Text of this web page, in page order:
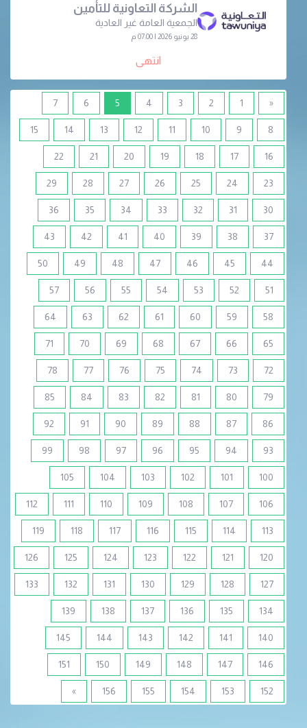
الشركة التعاونية للتأمين
الجمعية العامة غير العادية
28 يونيو 2026 | 07:00 م
انتهى
«
1
2
3
4
5
(current)
6
7
8
9
10
11
12
13
14
15
16
17
18
19
20
21
22
23
24
25
26
27
28
29
30
31
32
33
34
35
36
37
38
39
40
41
42
43
44
45
46
47
48
49
50
51
52
53
54
55
56
57
58
59
60
61
62
63
64
65
66
67
68
69
70
71
72
73
74
75
76
77
78
79
80
81
82
83
84
85
86
87
88
89
90
91
92
93
94
95
96
97
98
99
100
101
102
103
104
105
106
107
108
109
110
111
112
113
114
115
116
117
118
119
120
121
122
123
124
125
126
127
128
129
130
131
132
133
134
135
136
137
138
139
140
141
142
143
144
145
146
147
148
149
150
151
152
153
154
155
156
»